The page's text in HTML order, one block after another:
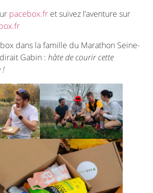
pacebox.fr et suivez l’aventure sur
dans la famille du Marathon Seine-
Gabin : hâte de courir cette
!